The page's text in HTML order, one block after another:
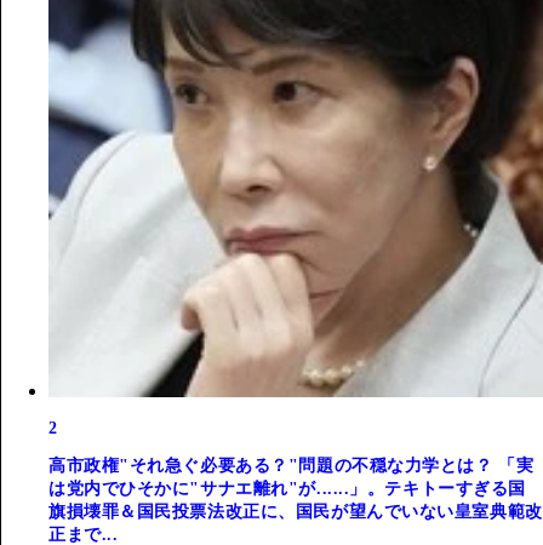
2
高市政権"それ急ぐ必要ある？"問題の不穏な力学とは？ 「実
は党内でひそかに"サナエ離れ"が......」。テキトーすぎる国
旗損壊罪＆国民投票法改正に、国民が望んでいない皇室典範改
正まで...